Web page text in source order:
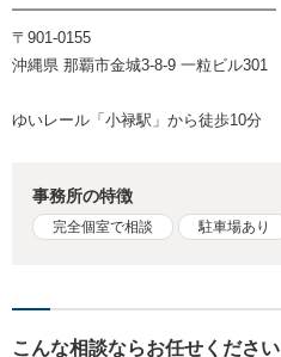
━━━━━━━━━━━━━━━━━
〒901-0155
沖縄県 那覇市金城3-8-9 一粒ビル301
ゆいレール「小禄駅」から徒歩10分
事務所の特徴
完全個室で相談 駐車場あり
こんな相談ならお任せください